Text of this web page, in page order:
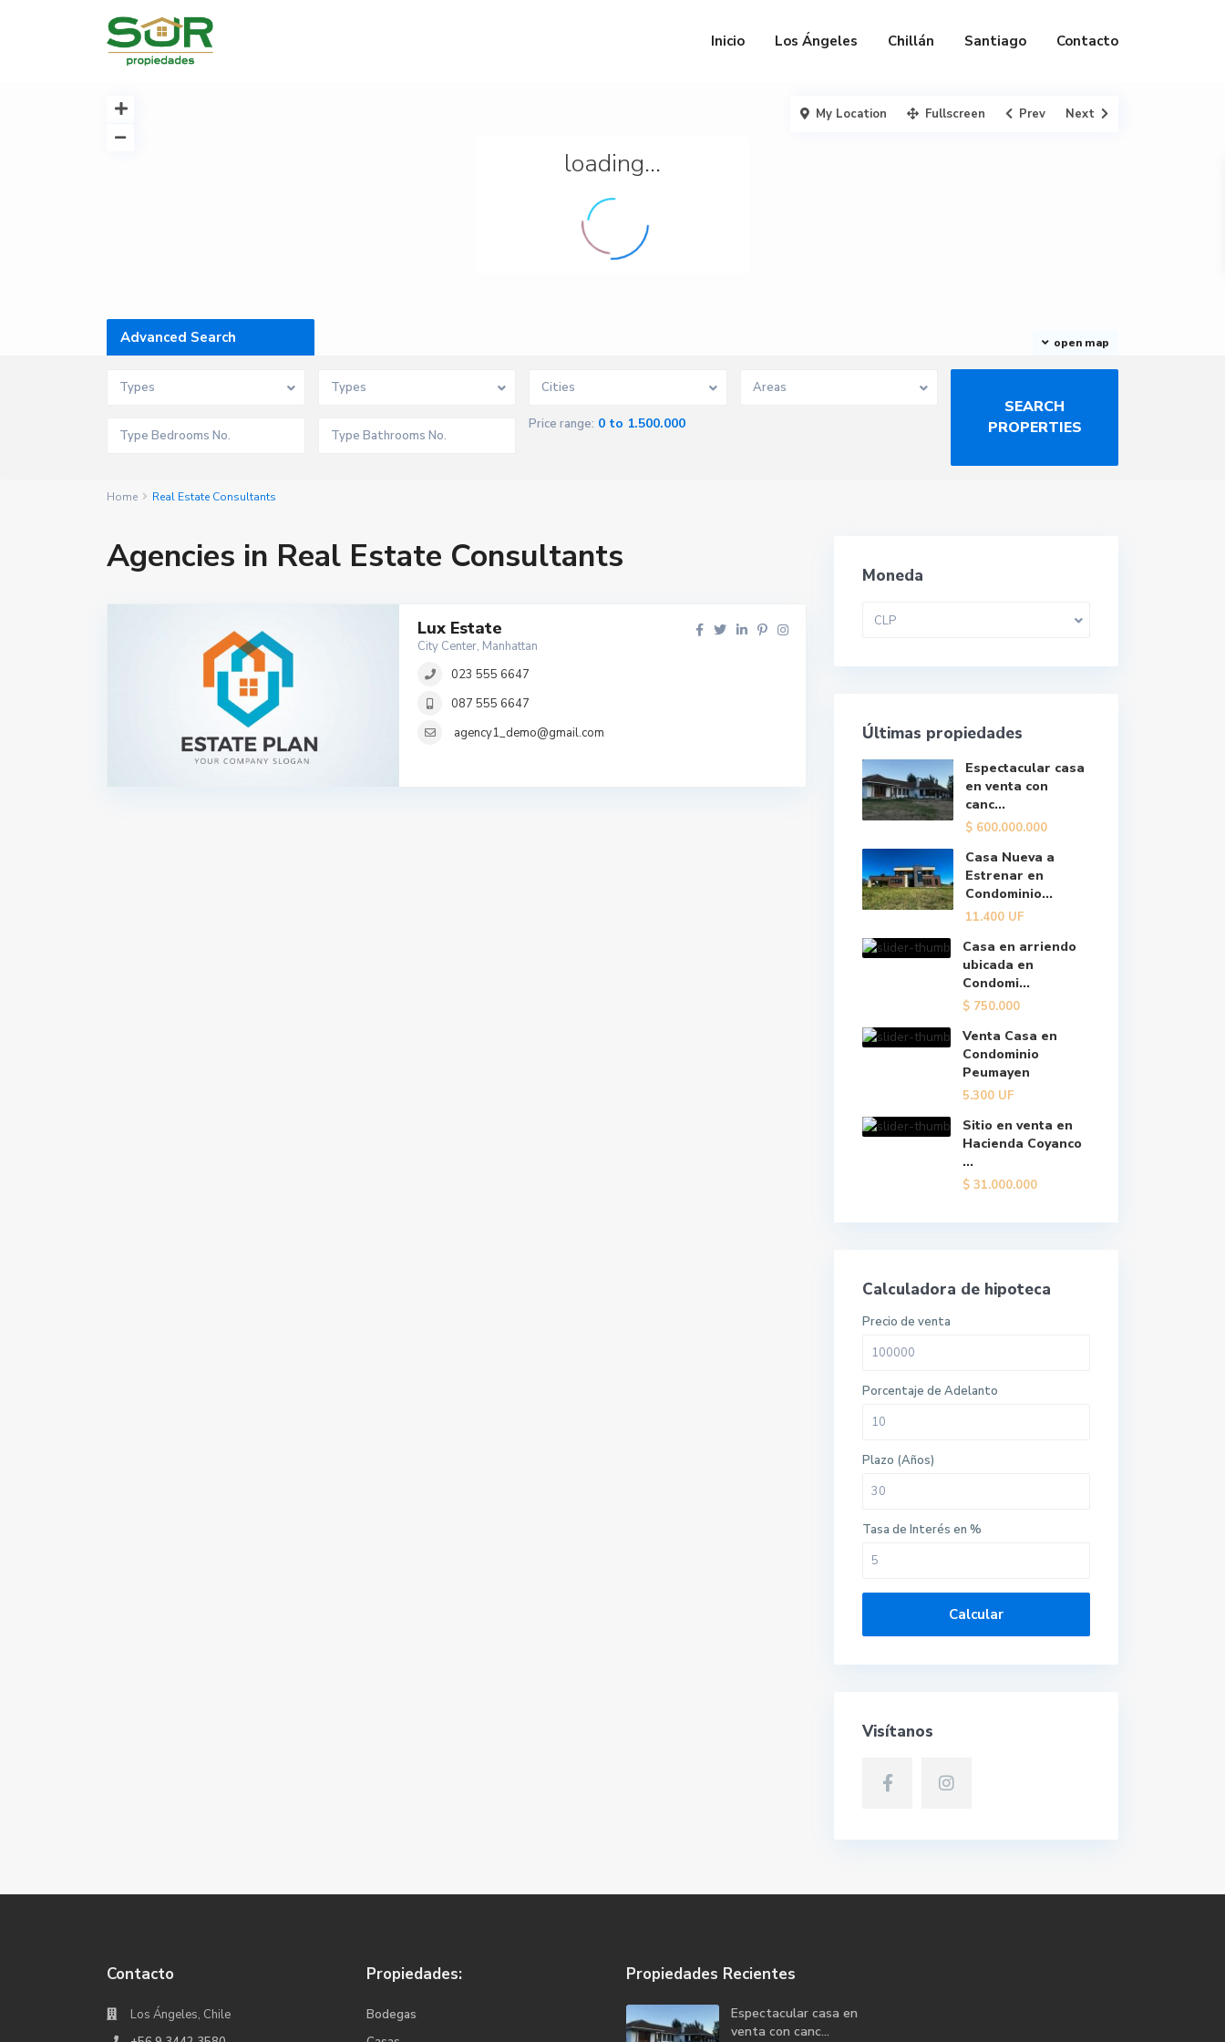
Inicio Los Ángeles Chillán Santiago Contacto
loading...
open map
My Location Fullscreen Prev Next
Advanced Search
Types Types Cities Areas
Price range: 0 to 1.500.000
Home Real Estate Consultants
Agencies in Real Estate Consultants
Lux Estate
City Center, Manhattan
023 555 6647
087 555 6647
agency1_demo@gmail.com
Moneda
CLP
Últimas propiedades
Espectacular casa
en venta con
canc...
$ 600.000.000
Casa Nueva a
Estrenar en
Condominio...
11.400 UF
Casa en arriendo
ubicada en
Condomi...
$ 750.000
Venta Casa en
Condominio
Peumayen
5.300 UF
Sitio en venta en
Hacienda Coyanco
...
$ 31.000.000
Calculadora de hipoteca
Precio de venta
Porcentaje de Adelanto
Plazo (Años)
Tasa de Interés en %
Calcular
Visítanos
Contacto
Los Ángeles, Chile
Propiedades:
Bodegas
Propiedades Recientes
Espectacular casa en
venta con canc...